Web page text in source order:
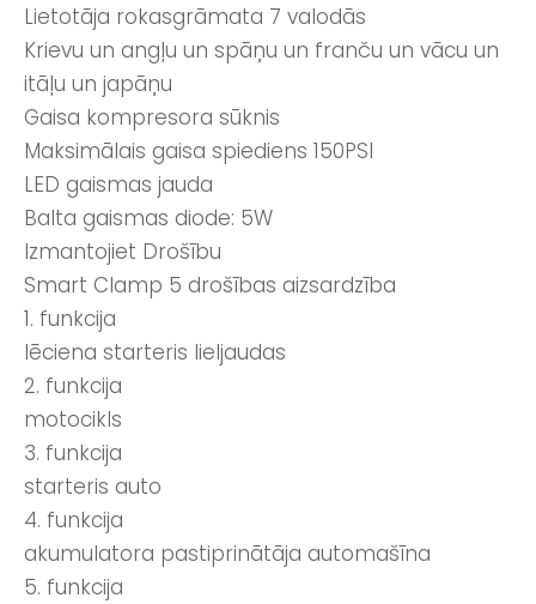
Lietotāja rokasgrāmata 7 valodās
Krievu un angļu un spāņu un franču un vācu un
itāļu un japāņu
Gaisa kompresora sūknis
Maksimālais gaisa spiediens 150PSI
LED gaismas jauda
Balta gaismas diode: 5W
Izmantojiet Drošību
Smart Clamp 5 drošības aizsardzība
1. funkcija
lēciena starteris lieljaudas
2. funkcija
motocikls
3. funkcija
starteris auto
4. funkcija
akumulatora pastiprinātāja automašīna
5. funkcija